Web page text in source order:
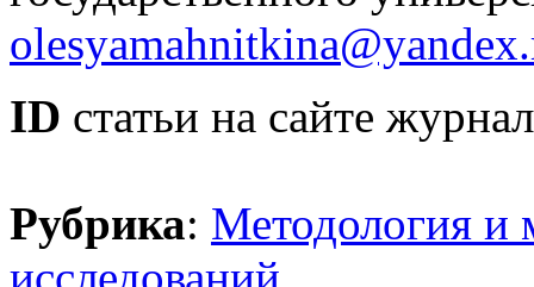
ID статьи на сайте
Рубрика: Методология и
исследований